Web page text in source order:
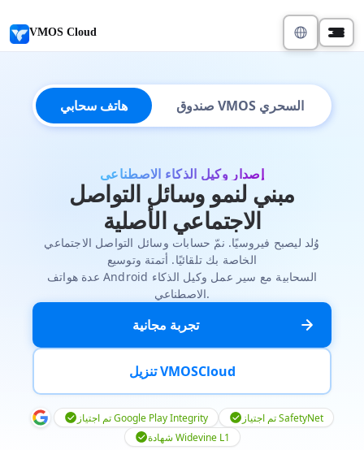
VMOS Cloud
هاتف سحابي صندوق VMOS السحري
إصدار وكيل الذكاء الاصطناعي
تجربة مجانية
تنزيل VMOSCloud
مبني لنمو وسائل التواصل
الاجتماعي الأصلية
وُلد ليصبح فيروسيًا. نمّ حسابات وسائل التواصل الاجتماعي
الخاصة بك تلقائيًا. أتمتة وتوسيع
عدة هواتف Android السحابية مع سير عمل وكيل الذكاء
الاصطناعي.
تم اجتياز Google Play Integrity
تم اجتياز SafetyNet
شهادة Widevine L1